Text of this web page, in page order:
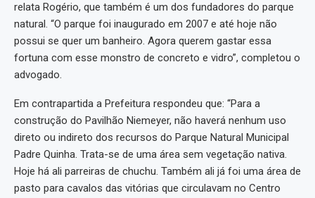
relata Rogério, que também é um dos fundadores do parque
natural. “O parque foi inaugurado em 2007 e até hoje não
possui se quer um banheiro. Agora querem gastar essa
fortuna com esse monstro de concreto e vidro”, completou o
advogado.
Em contrapartida a Prefeitura respondeu que: “Para a
construção do Pavilhão Niemeyer, não haverá nenhum uso
direto ou indireto dos recursos do Parque Natural Municipal
Padre Quinha. Trata-se de uma área sem vegetação nativa.
Hoje há ali parreiras de chuchu. Também ali já foi uma área de
pasto para cavalos das vitórias que circulavam no Centro